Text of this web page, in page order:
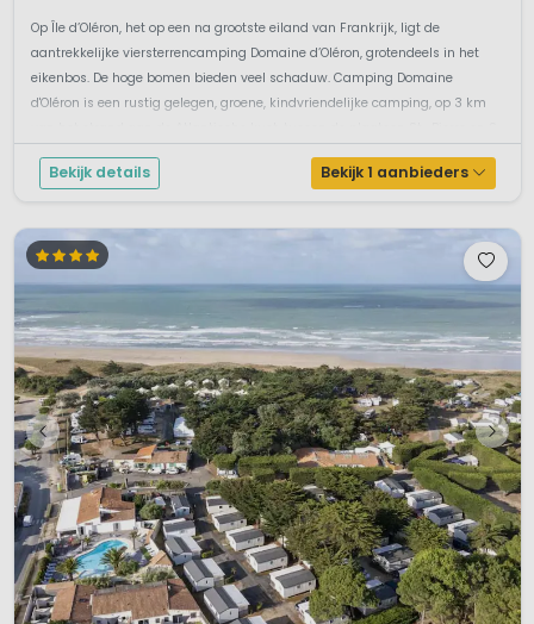
Op Île d’Oléron, het op een na grootste eiland van Frankrijk, ligt de
aantrekkelijke viersterrencamping Domaine d’Oléron, grotendeels in het
eikenbos. De hoge bomen bieden veel schaduw. Camping Domaine
d'Oléron is een rustig gelegen, groene, kindvriendelijke camping, op 3 km
Bekijk details Bekijk 1 aanbieders